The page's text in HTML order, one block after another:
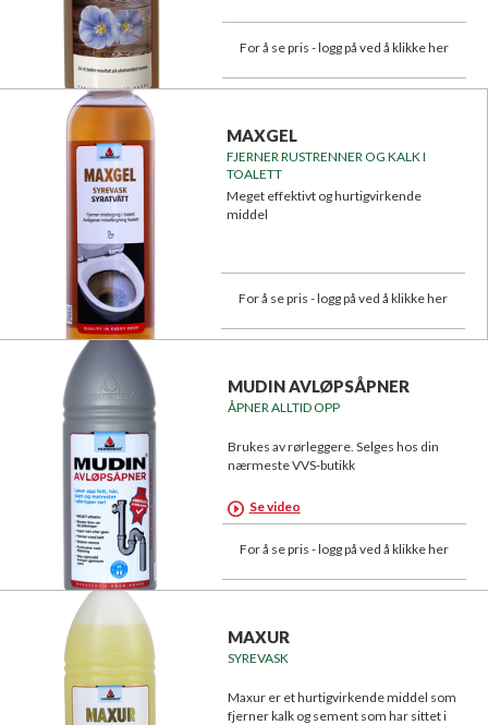
For å se pris - logg på ved å klikke her
MAXGEL
FJERNER RUSTRENNER OG KALK I
TOALETT
Meget effektivt og hurtigvirkende
middel
For å se pris - logg på ved å klikke her
MUDIN AVLØPSÅPNER
ÅPNER ALLTID OPP
Brukes av rørleggere. Selges hos din
nærmeste VVS-butikk
Se video
For å se pris - logg på ved å klikke her
MAXUR
SYREVASK
Maxur er et hurtigvirkende middel som
fjerner kalk og sement som har sittet i